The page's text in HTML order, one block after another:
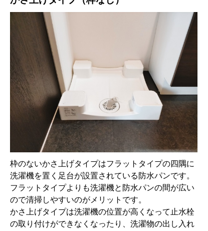
枠のないかさ上げタイプはフラットタイプの四隅に
洗濯機を置く足台が設置されている防水パンです。
フラットタイプよりも洗濯機と防水パンの間が広い
ので清掃しやすいのがメリットです。
かさ上げタイプは洗濯機の位置が高くなって止水栓
の取り付けができなくなったり、洗濯物の出し入れ